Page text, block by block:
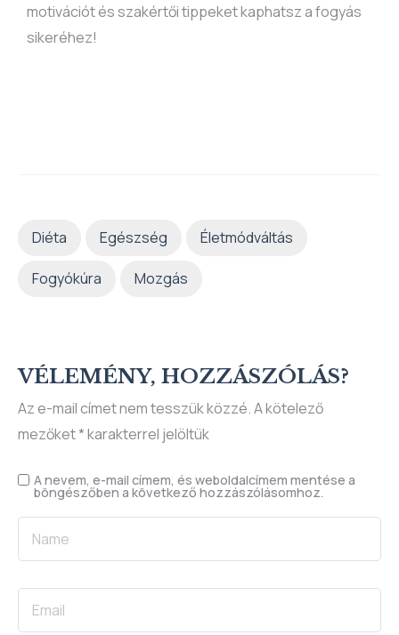
motivációt és szakértői tippeket kaphatsz a fogyás
sikeréhez!
Diéta Egészség Életmódváltás
Fogyókúra Mozgás
VÉLEMÉNY, HOZZÁSZÓLÁS?
Az e-mail címet nem tesszük közzé.A kötelező
mezőket*karakterrel jelöltük
A nevem, e-mail címem, és weboldalcímem mentése a
böngészőben a következő hozzászólásomhoz.